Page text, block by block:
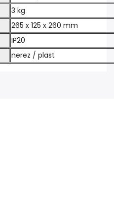
3 kg
265 x 125 x 260 mm
IP20
nerez / plast